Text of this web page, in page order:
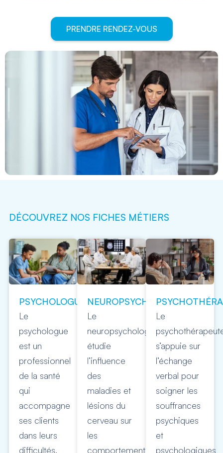
PRENDRE RENDEZ-VOUS
DÉCOUVREZ NOS FICHES MÉTIERS
PSYCHOLOGUE
Le
psychologue
est un
professionnel
de la santé
qui
accompagne
ses clients
dans leurs
difficultés,
NEUROPSYCHOLOGUE
Le
neuropsychologue
étudie
l’influence
des
maladies et
lésions du
cerveau sur
les
comportements
Le
s’appuie sur
l’échange
verbal pour
soigner les
souffrances
psychiques
et
psychologiques